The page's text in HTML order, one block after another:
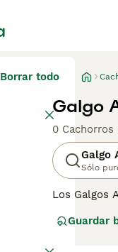
Borrar todo
Galgo
0
Galgo
Sólo
Los Galgos
Zardin
Guardar